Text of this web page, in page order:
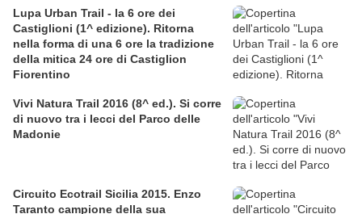
Lupa Urban Trail - la 6 ore dei
Castiglioni (1^ edizione). Ritorna
nella forma di una 6 ore la tradizione
della mitica 24 ore di Castiglion
Fiorentino
Vivi Natura Trail 2016 (8^ ed.). Si corre
di nuovo tra i lecci del Parco delle
Madonie
Circuito Ecotrail Sicilia 2015. Enzo
Taranto campione della sua